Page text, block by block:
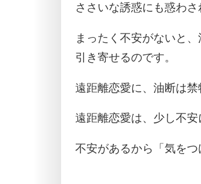
ささいな誘惑にも惑わ
まったく不安がないと
引き寄せるのです。
遠距離恋愛に、油断は禁
遠距離恋愛は、少し不安
不安があるから「気をつ